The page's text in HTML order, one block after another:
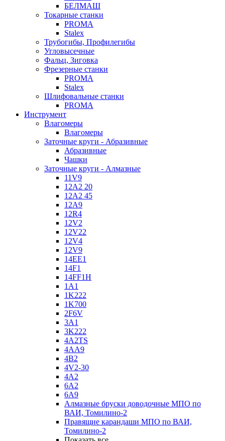
БЕЛМАШ
Токарные станки
PROMA
Stalex
Трубогибы, Профилегибы
Угловысечные
Фальц, Зиговка
Фрезерные станки
PROMA
Stalex
Шлифовальные станки
PROMA
Инструмент
Влагомеры
Влагомеры
Заточные круги - Абразивные
Абразивные
Чашки
Заточные круги - Алмазные
11V9
12A2 20
12A2 45
12A9
12R4
12V2
12V22
12V4
12V9
14EE1
14F1
14FF1H
1A1
1K222
1K700
2F6V
3A1
3K222
4A2TS
4AA9
4B2
4V2-30
4А2
6A2
6A9
Алмазные бруски доводочные МПО по
ВАИ, Томилино-2
Правящие карандаши МПО по ВАИ,
Томилино-2